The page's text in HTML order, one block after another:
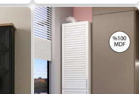
İndirim
%34İndirim
İndirim